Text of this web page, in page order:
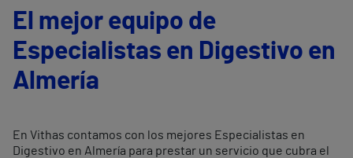
El mejor equipo de
Especialistas en Digestivo en
Almería
En Vithas contamos con los mejores Especialistas en
Digestivo en Almería para prestar un servicio que cubra el